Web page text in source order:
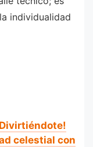
individualidad
celestial con